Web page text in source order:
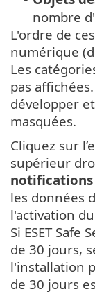
nombre
L'ordre de
numérique
Les
pas affichées.
développer
masquées.
Cliquez sur
supérieur
notifications
les données
l'activation
Si ESET
de 30 jours,
l'installation
de 30 jours